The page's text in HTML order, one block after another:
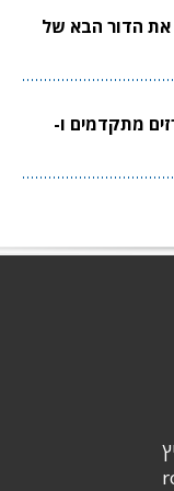
את הדור הבא של
מתקדמים ו-